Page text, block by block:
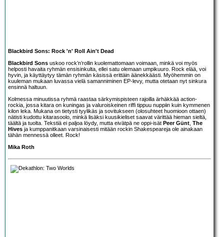
Blackbird Sons: Rock 'n' Roll Ain't Dead
Blackbird Sons uskoo rock’n’rollin kuolemattomaan voimaan, minkä voi myös
helposti havaita ryhmän ensisinkulta, ellei satu olemaan umpikuuro. Rock elää, voi
hyvin, ja käyttäytyy tämän ryhmän käsissä erittäin äänekkäästi. Myöhemmin on
kuuleman mukaan luvassa vielä samanniminen EP-levy, mutta otetaan nyt sinkura
ensinnä haltuun.
Kolmessa minuutissa ryhmä raastaa särkymispisteen rajoilla ärhäkkää action-
rockia, jossa kitara on kuningas ja valuroiskeinen riffi tippuu nuppiin kuin kymmenen
kilon leka. Mukana on tietysti tyylikäs ja sovitukseen (olosuhteet huomioon ottaen)
nätisti kudottu kitarasoolo, minkä lisäksi kuusikieliset saavat värittää hieman sieltä,
täältä ja tuolta. Tekstiä ei paljoa löydy, mutta eivätpä ne oppi-isät Peer Günt The
Hives ja kumppanitkaan varsinaisesti mitään rockin Shakespeareja ole ainakaan
tähän mennessä olleet. Rock!
Mika Roth